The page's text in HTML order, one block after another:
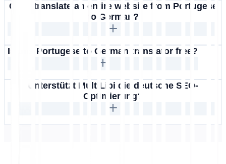
Can I translate an entire website from Portugese
to German?
Is this Portugese to German translator free?
Unterstützt MultiLipi die deutsche SEO-
Optimierung?